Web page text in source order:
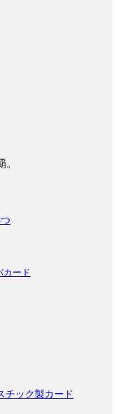
カード
チック製カード